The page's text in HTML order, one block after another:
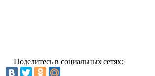
Поделитесь в социальных сетях: